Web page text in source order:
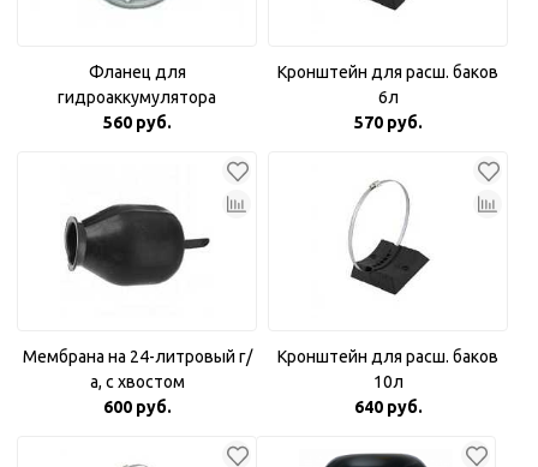
Фланец для
гидроаккумулятора
оцинкованный Аквабрайт 1"
560 руб.
Кронштейн для расш. баков
6л
570 руб.
Мембрана на 24-литровый г/
а, с хвостом
600 руб.
Кронштейн для расш. баков
10л
640 руб.